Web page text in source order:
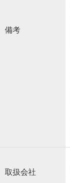
備考
取扱会社